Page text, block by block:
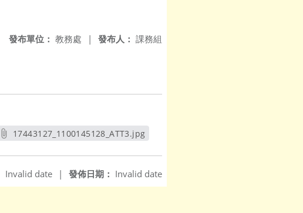
發布人： 課務組
發布單位： 教務處 |
17443127_1100145128_ATT3.jpg
發佈日期： Invalid date
Invalid date |